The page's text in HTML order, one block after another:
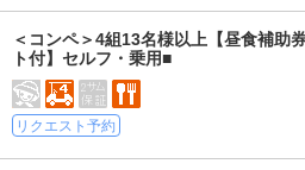
＜コンペ＞4組13名様以上【昼食補助
ト付】セルフ・乗用■
リクエスト予約